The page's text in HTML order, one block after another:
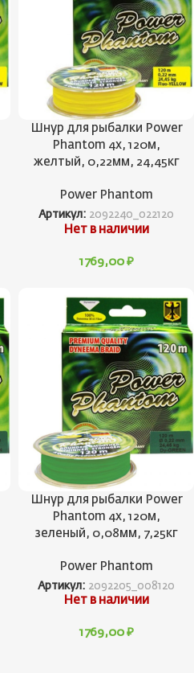
Шнур для рыбалки Power
Phantom 4x, 120м,
желтый, 0,22мм, 24,45кг
Power Phantom
Артикул: 2092240_022120
Нет в наличии
1769,00 ₽
Шнур для рыбалки Power
Phantom 4x, 120м,
зеленый, 0,08мм, 7,25кг
Power Phantom
Артикул: 2092205_008120
Нет в наличии
1769,00 ₽